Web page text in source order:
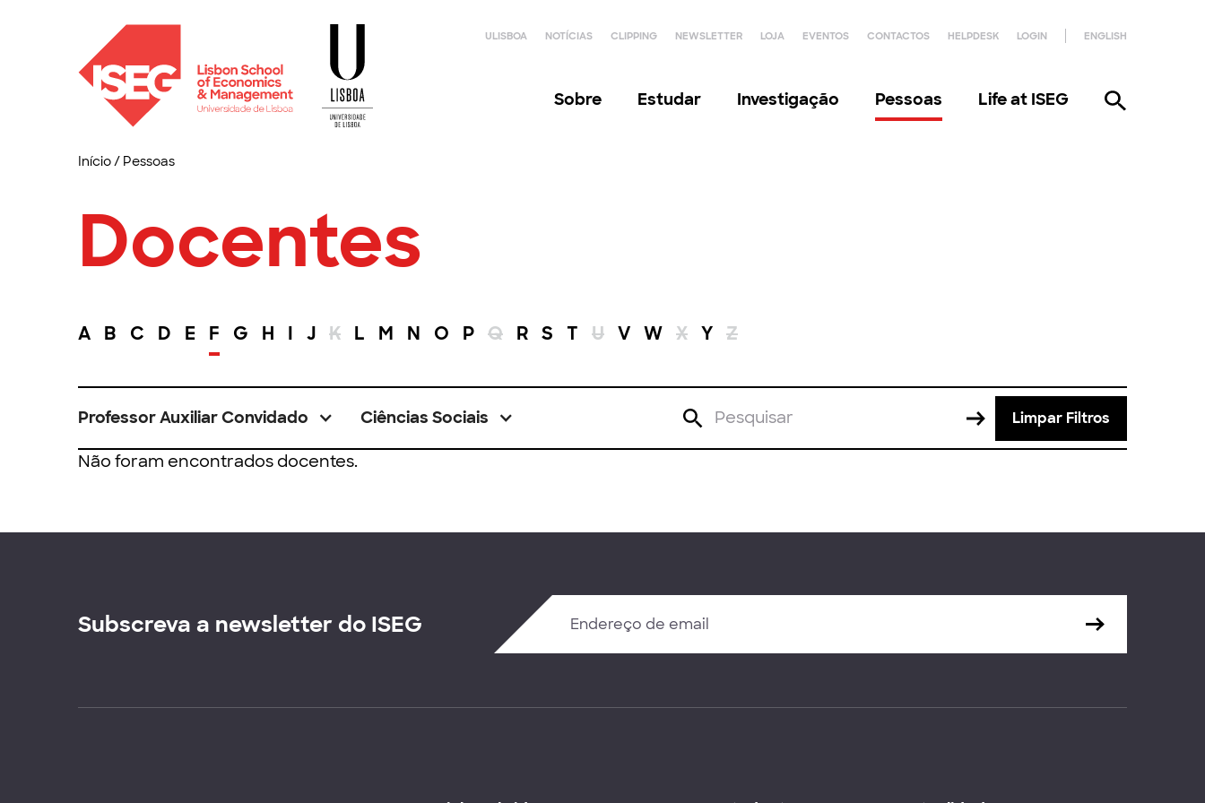
ULISBOA NOTÍCIAS CLIPPING NEWSLETTER LOJA EVENTOS CONTACTOS HELPDESK LOGIN ENGLISH
Sobre Estudar Investigação Pessoas Life at ISEG
Início/ Pessoas
Docentes
A B C D E F G H I J K L M N O P Q R S T U V W X Y Z
Professor Auxiliar Convidado Ciências Sociais Limpar Filtros
Não foram encontrados docentes.
Subscreva a newsletter do ISEG